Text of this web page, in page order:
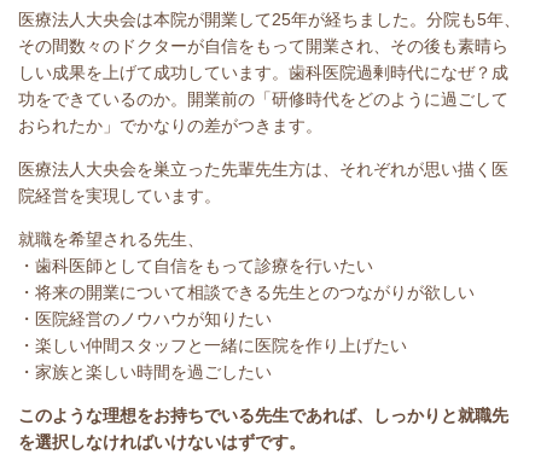
医療法人大央会は本院が開業して25年が経ちました。分院も5年、
その間数々のドクターが自信をもって開業され、その後も素晴ら
しい成果を上げて成功しています。歯科医院過剰時代になぜ？成
功をできているのか。開業前の「研修時代をどのように過ごして
おられたか」でかなりの差がつきます。
医療法人大央会を巣立った先輩先生方は、それぞれが思い描く医
院経営を実現しています。
就職を希望される先生、
・歯科医師として自信をもって診療を行いたい
・将来の開業について相談できる先生とのつながりが欲しい
・医院経営のノウハウが知りたい
・楽しい仲間スタッフと一緒に医院を作り上げたい
・家族と楽しい時間を過ごしたい
このような理想をお持ちでいる先生であれば、しっかりと就職先
を選択しなければいけないはずです。